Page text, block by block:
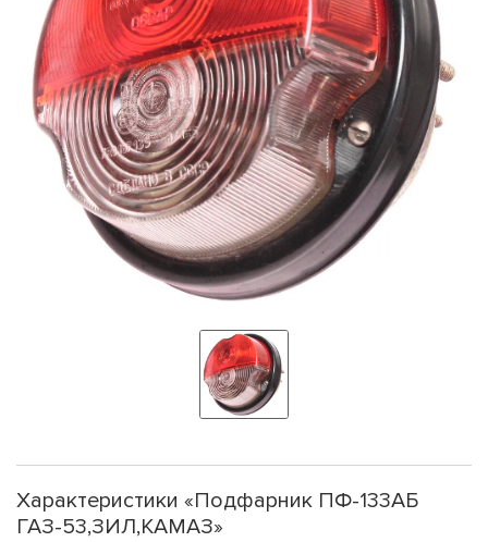
Характеристики «Подфарник ПФ-133АБ
ГАЗ-53,ЗИЛ,КАМАЗ»